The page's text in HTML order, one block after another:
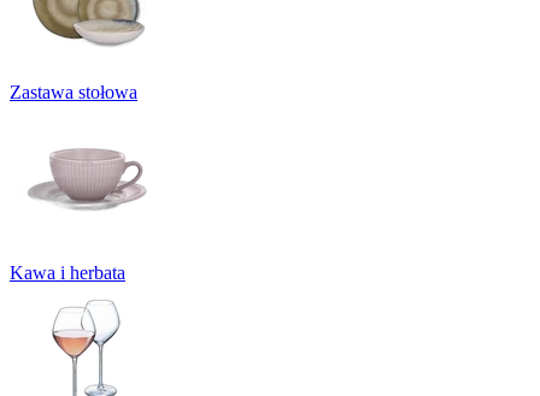
Zastawa stołowa
Kawa i herbata